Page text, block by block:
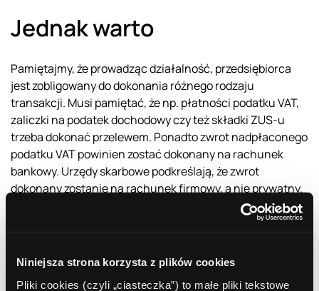
Niniejsza strona korzysta z plików cookies
Pliki cookies (czyli „ciasteczka”) to małe pliki tekstowe
Jednak warto
Pamiętajmy, że prowadząc działalność, przedsiębiorca
jest zobligowany do dokonania różnego rodzaju
transakcji. Musi pamiętać, że np. płatności podatku VAT,
zaliczki na podatek dochodowy czy też składki ZUS-u
trzeba dokonać przelewem. Ponadto zwrot nadpłaconego
podatku VAT powinien zostać dokonany na rachunek
bankowy. Urzędy skarbowe podkreślają, że zwrot
dokonany zostanie na rachunek firmowy, a nie prywatny.
Banki przygotowują specjalne, preferencyjne oferty
rachunków dla przedsiębiorców. Posiadacz takiego konta